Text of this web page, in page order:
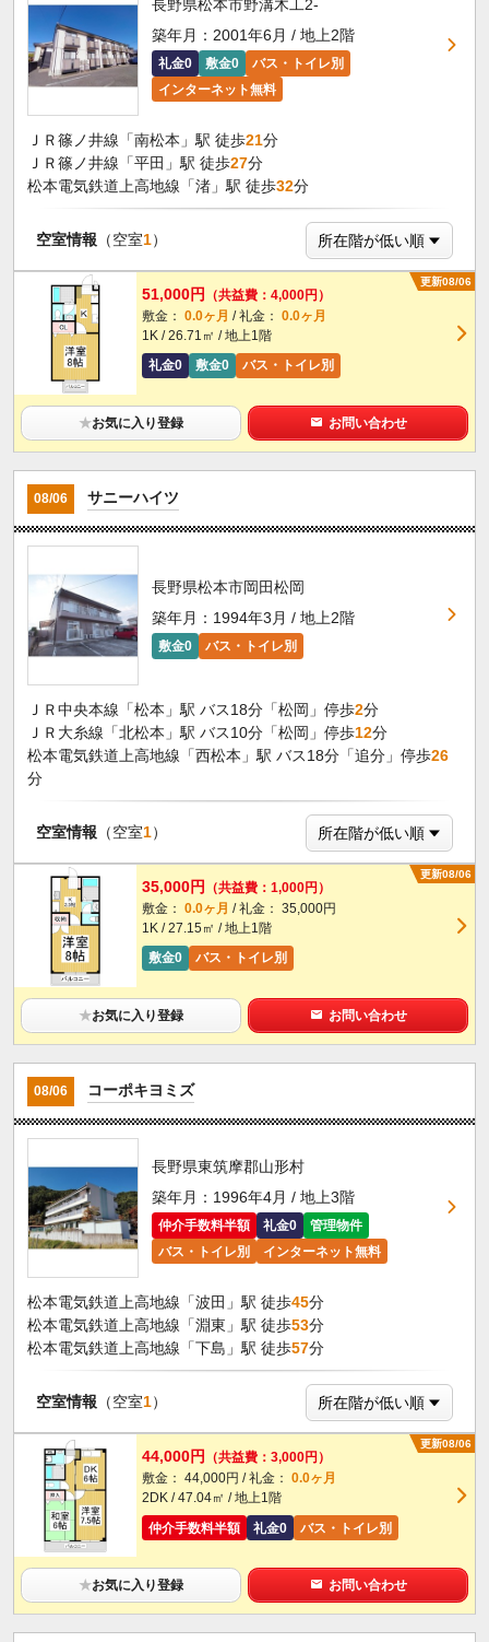
長野県松本市野溝木工2-
築年月：2001年6月 / 地上2階
礼金0 敷金0
バス・トイレ別
インターネット無料
ＪＲ篠ノ井線「南松本」駅 徒歩21分
ＪＲ篠ノ井線「平田」駅 徒歩27分
松本電気鉄道上高地線「渚」駅 徒歩32分
空室情報 （空室1）
更新08/06
51,000円 （共益費：4,000円）
敷金： 0.0ヶ月 / 礼金： 0.0ヶ月
1K / 26.71㎡ / 地上1階
礼金0
敷金0 バス・トイレ別
★お気に入り登録 お問い合わせ
08/06 サニーハイツ
長野県松本市岡田松岡
築年月：1994年3月 / 地上2階
敷金0 バス・トイレ別
ＪＲ中央本線「松本」駅 バス18分「松岡」停歩2分
ＪＲ大糸線「北松本」駅 バス10分「松岡」停歩12分
松本電気鉄道上高地線「西松本」駅 バス18分「追分」停歩26
分
空室情報 （空室1）
更新08/06
35,000円 （共益費：1,000円）
敷金： 0.0ヶ月 / 礼金： 35,000円
1K / 27.15㎡ / 地上1階
敷金0
バス・トイレ別
★お気に入り登録 お問い合わせ
08/06 コーポキヨミズ
長野県東筑摩郡山形村
築年月：1996年4月 / 地上3階
仲介手数料半額 礼金0
管理物件
バス・トイレ別
インターネット無料
松本電気鉄道上高地線「波田」駅 徒歩45分
松本電気鉄道上高地線「淵東」駅 徒歩53分
松本電気鉄道上高地線「下島」駅 徒歩57分
空室情報 （空室1）
更新08/06
44,000円 （共益費：3,000円）
敷金： 44,000円 / 礼金： 0.0ヶ月
2DK / 47.04㎡ / 地上1階
仲介手数料半額
礼金0 バス・トイレ別
★お気に入り登録 お問い合わせ